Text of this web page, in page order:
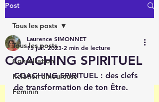
Post
Tous les posts
Consultation
Relation amoureuse
Féminin
Tous les posts
COACHING SPIRITUEL
Laurence SIMONNET
15 juil. 2023 2 min de lecture
COACHING SPIRITUEL : des clefs
de transformation de ton Être.